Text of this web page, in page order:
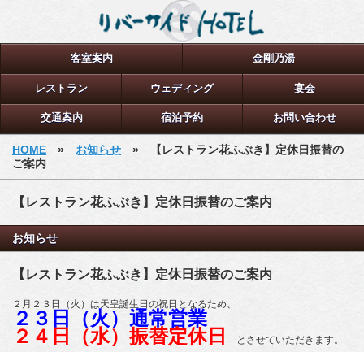
客室案内 金剛乃湯
レストラン ウェディング 宴会
交通案内 宿泊予約 お問い合わせ
HOME » お知らせ » 【レストラン花ふぶき】定休日振替の
ご案内
【レストラン花ふぶき】定休日振替のご案内
お知らせ
【レストラン花ふぶき】定休日振替のご案内
２月２３日（火）は天皇誕生日の祝日となるため、
２３日（火）通常営業
２４日（水）振替定休日
とさせていただきます。